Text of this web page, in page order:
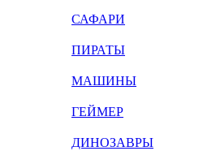
САФАРИ
ПИРАТЫ
МАШИНЫ
ГЕЙМЕР
ДИНОЗАВРЫ